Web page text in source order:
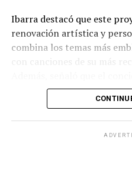
Ibarra destacó que este
renovación artística y
combina los temas más
con canciones de su más
pensado para disfrutarse al
propuestas gastronómicas,
atmósfera de convivencia.